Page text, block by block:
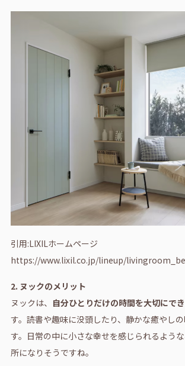
引用:LIXILホームページ
https://www.lixil.co.jp/lineup/
2. ヌックのメリット
ヌックは、 自分ひとりだけの時間を大切にで
す。読書や趣味に没頭したり、静かな癒やし
す。日常の中に小さな幸せを感じられるよう
所になりそうですね。